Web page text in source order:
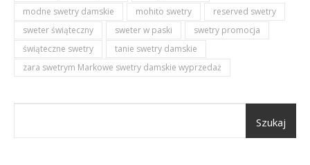
modne swetry damskie
mohito swetry
reserved swetry
sweter świąteczny
sweter w paski
swetry promocja
świąteczne swetry
tanie swetry damskie
zara swetrym Markowe swetry damskie wyprzedaż
Szukaj